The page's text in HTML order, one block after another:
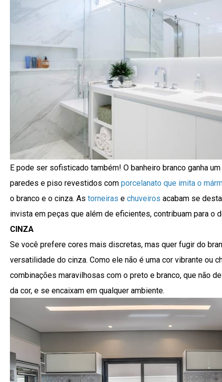
E pode ser sofisticado também! O banheiro branco ganha
paredes e piso revestidos com porcelanato que imita o
o branco e o cinza. As torneiras e chuveiros acabam se
invista em peças que além de eficientes, contribuam para o
CINZA
Se você prefere cores mais discretas, mas quer fugir do
versatilidade do cinza. Como ele não é uma cor vibrante ou
combinações maravilhosas com o preto e branco, que não
da cor, e se encaixam em qualquer ambiente.